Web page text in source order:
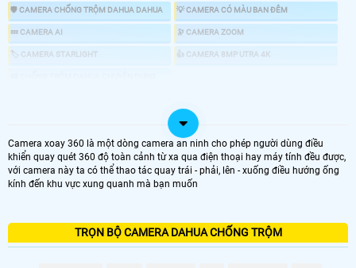
KBVISION
HIKVISION
🛡 CAMERA CHỐNG TRỘM DAHUA DAHUA 💡 CAMERA CÓ MÀU BAN ĐÊM
💤 CAMERA AI 🔭 CAMERA ZOOM
🏷 CAMERA STARLIGHT 👍 CAMERA 8MP UTRA 4K
📸 LẮP CAMERA CÓ BÁO ĐỘNG CHỐNG TRỘM
LOẠI CAMERA IP
GIÁ LẮP CAMERA
6.800.000 VNĐ Lắp Camera Chống Trộm Dahua PIR
Camera xoay 360 là một dòng camera an ninh cho phép người dùng điều
khiển quay quét 360 độ toàn cảnh từ xa qua điện thoại hay máy tính đều được,
với camera này ta có thể thao tác quay trái - phải, lên - xuống điều hướng ống
kính đến khu vực xung quanh mà bạn muốn
TRỌN BỘ CAMERA DAHUA CHỐNG TRỘM